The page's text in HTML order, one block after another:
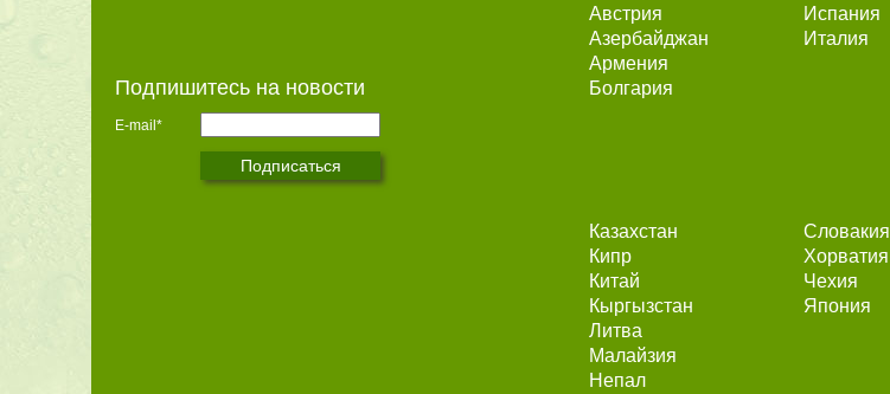
Подпишитесь на новости
E-mail*
Австрия
Азербайджан
Армения
Болгария
Испания
Италия
Казахстан
Кипр
Китай
Кыргызстан
Литва
Малайзия
Непал
Словакия
Хорватия
Чехия
Япония